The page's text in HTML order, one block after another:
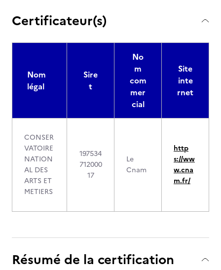
Certificateur(s)
Nom
légal
Sire
t
No
m
com
mer
cial
Site
inte
rnet
CONSER
VATOIRE
NATION
AL DES
ARTS ET
METIERS
197534
712000
17
Le
Cnam
http
s://ww
w.cna
m.fr/
Résumé de la certification